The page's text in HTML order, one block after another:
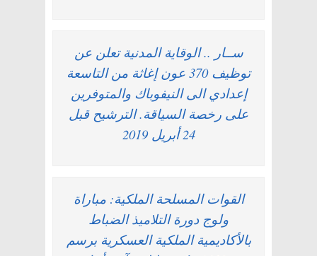
ســار .. الوقاية المدنية تعلن عن
توظيف 370 عون إغاثة من التاسعة
إعدادي الى النيفوباك والمتوفرين
على رخصة السياقة. الترشيح قبل
24 أبريل 2019
القوات المسلحة الملكية: مباراة
ولوج دورة التلاميذ الضباط
بالأكاديمية الملكية العسكرية برسم